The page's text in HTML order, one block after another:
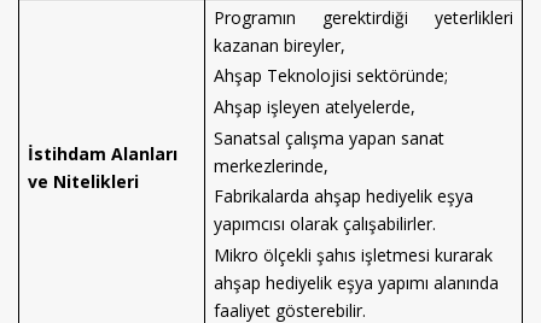
İstihdam Alanları
ve Nitelikleri
Programın gerektirdiği yeterlikleri
kazanan bireyler,
Ahşap Teknolojisi sektöründe;
Ahşap işleyen atelyelerde,
Sanatsal çalışma yapan sanat
merkezlerinde,
Fabrikalarda ahşap hediyelik eşya
yapımcısı olarak çalışabilirler.
Mikro ölçekli şahıs işletmesi kurarak
ahşap hediyelik eşya yapımı alanında
faaliyet gösterebilir.